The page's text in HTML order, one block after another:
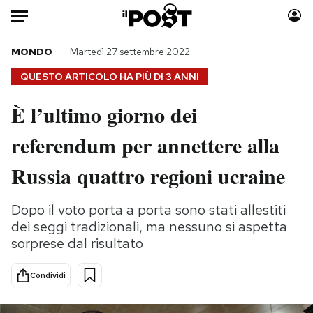
Auto
HOME
Italia
Politica
Tecnologia
Scienza
Cultura
Sport
Moda
Consumismi
Storie/Idee
Media
QUESTO ARTICOLO HA PIÙ DI 3 ANNI
MONDO Martedì 27 settembre 2022
È l’ultimo giorno dei
referendum per annettere alla
Russia quattro regioni ucraine
Dopo il voto porta a porta sono stati allestiti
dei seggi tradizionali, ma nessuno si aspetta
sorprese dal risultato
Condividi